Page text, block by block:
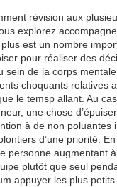
révision aux
explorez
est un nombre
pour réaliser des
sein de la corps
choquants
le temsp allant. Au
une chose
à de non poluantes
d’une priorité.
personne augmentant
plutôt que seul
appuyer les plus petits